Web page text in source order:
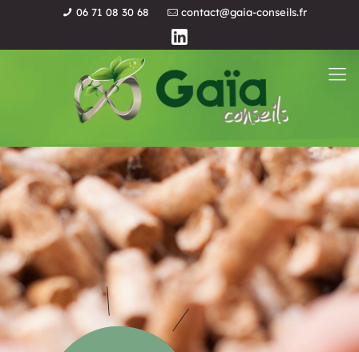
06 71 08 30 68 contact@gaia-conseils.fr